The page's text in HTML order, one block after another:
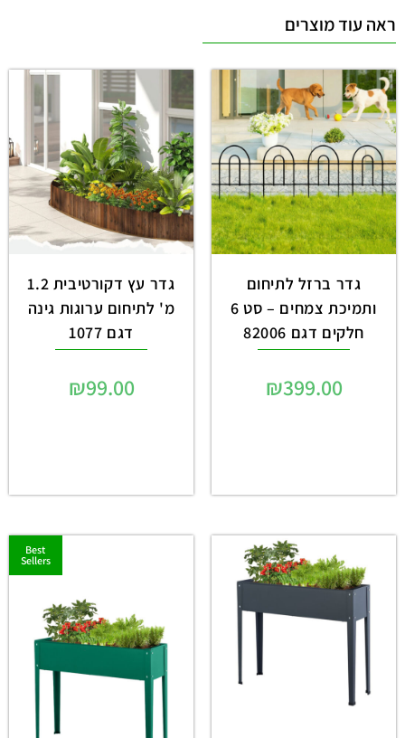
ראה עוד מוצרים
גדר ברזל לתיחום
ותמיכת צמחים – סט 6
חלקים דגם 82006
₪399.00
גדר עץ דקורטיבית 1.2
מ' לתיחום ערוגות גינה
דגם 1077
₪99.00
Best
Sellers